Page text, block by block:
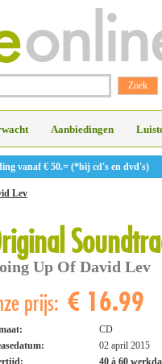
Aanbiedingen
vanaf € 50.= (*bij cd's en dvd's)
Lev
Up Of David Lev
prijs: € 16.99
CD
02 april 2015
40 à 60